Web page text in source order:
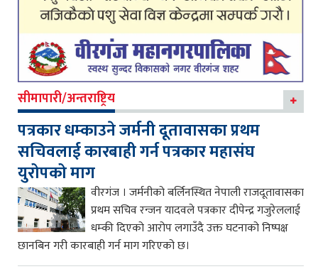
सीमापारी/अन्तराष्ट्रिय
पत्रकार धम्काउने जर्मनी दूतावासका प्रथम
सचिवलाई कारबाही गर्न पत्रकार महासंघ
युरोपको माग
वीरगंज । जर्मनीको बर्लिनस्थित नेपाली राजदूतावासका
प्रथम सचिव रन्जन यादवले पत्रकार दीपेन्द्र गजुरेललाई
धम्की दिएको आरोप लगाउँदै उक्त घटनाको निष्पक्ष
छानबिन गरी कारबाही गर्न माग गरिएको छ।